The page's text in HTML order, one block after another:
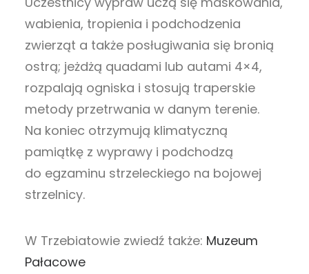
wabienia, tropienia i podchodzenia
zwierząt a także posługiwania się bronią
ostrą; jeżdżą quadami lub autami 4×4,
rozpalają ogniska i stosują traperskie
metody przetrwania w danym terenie.
Na koniec otrzymują klimatyczną
pamiątkę z wyprawy i podchodzą
do egzaminu strzeleckiego na bojowej
strzelnicy.
W Trzebiatowie zwiedź także: Muzeum
Pałacowe